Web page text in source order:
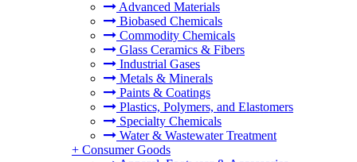
Advanced Materials
Biobased Chemicals
Commodity Chemicals
Glass Ceramics & Fibers
Industrial Gases
Metals & Minerals
Paints & Coatings
Plastics, Polymers, and Elastomers
Specialty Chemicals
Water & Wastewater Treatment
+ Consumer Goods